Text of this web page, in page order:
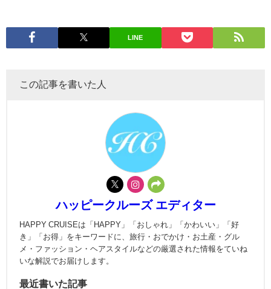
LINE
この記事を書いた人
ハッピークルーズ エディター
HAPPY CRUISEは「HAPPY」「おしゃれ」「かわいい」「好
き」「お得」をキーワードに、旅行・おでかけ・お土産・グル
メ・ファッション・ヘアスタイルなどの厳選された情報をていね
いな解説でお届けします。
最近書いた記事